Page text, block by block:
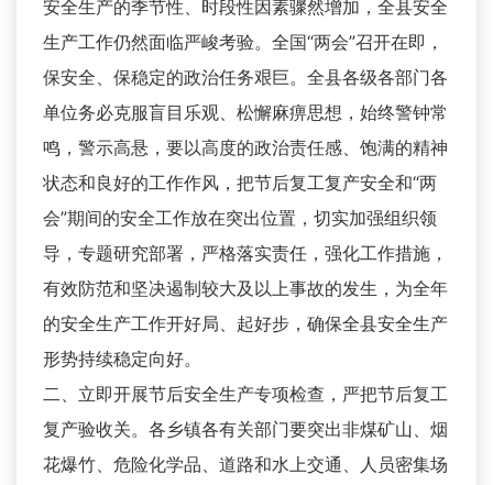
安全生产的季节性、时段性因素骤然增加，全县安全
生产工作仍然面临严峻考验。全国“两会”召开在即，
保安全、保稳定的政治任务艰巨。全县各级各部门各
单位务必克服盲目乐观、松懈麻痹思想，始终警钟常
鸣，警示高悬，要以高度的政治责任感、饱满的精神
状态和良好的工作作风，把节后复工复产安全和“两
会”期间的安全工作放在突出位置，切实加强组织领
导，专题研究部署，严格落实责任，强化工作措施，
有效防范和坚决遏制较大及以上事故的发生，为全年
的安全生产工作开好局、起好步，确保全县安全生产
形势持续稳定向好。
二、立即开展节后安全生产专项检查，严把节后复工
复产验收关。各乡镇各有关部门要突出非煤矿山、烟
花爆竹、危险化学品、道路和水上交通、人员密集场